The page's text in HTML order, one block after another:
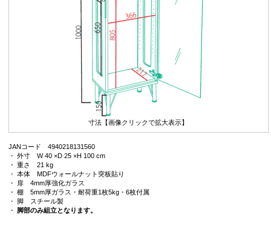
寸法【画像クリックで拡大表示】
JANコード 4940218131560
・ 外寸 W 40 ×D 25 ×H 100 cm
・ 重さ 21 kg
・ 本体 MDFウォールナット突板貼り
・ 扉 4mm厚強化ガラス
・ 棚 5mm厚ガラス・耐荷重1枚5kg・6枚付属
・ 脚 スチール製
・
脚部のみ組立となります。